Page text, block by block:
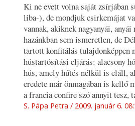
Ki ne evett volna saját zsírjában
liba-), de mondjuk csirkemájat
vannak, akiknek nagyanyái,
hazánkban sem ismeretlen, de
tartott konfitálás tulajdonképpen
hústartósítási eljárás: alacsony
hús, amely hűtés nélkül is eláll,
eredete már önmagában is kellő
a francia confire szó annyit tesz,
S. Pápa Petra 2009. január 6.